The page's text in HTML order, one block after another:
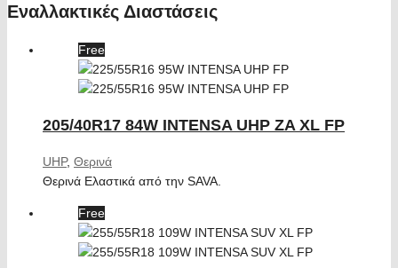
Εναλλακτικές Διαστάσεις
Free
205/40R17 84W INTENSA UHP ZA XL FP
UHP, Θερινά
Θερινά Ελαστικά από την SAVA.
Free